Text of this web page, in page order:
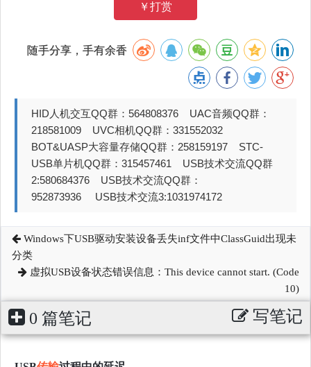
￥打赏
随手分享，手有余香
HID人机交互QQ群：564808376 UAC音频QQ群：
218581009 UVC相机QQ群：331552032
BOT&UASP大容量存储QQ群：258159197 STC-
USB单片机QQ群：315457461 USB技术交流QQ群
2:580684376 USB技术交流QQ群：
952873936 USB技术交流3:1031974172
Windows下USB驱动安装设备丢失inf文件中ClassGuid出现未
分类
虚拟USB设备状态错误信息：This device cannot start. (Code
10)
0 篇笔记 写笔记